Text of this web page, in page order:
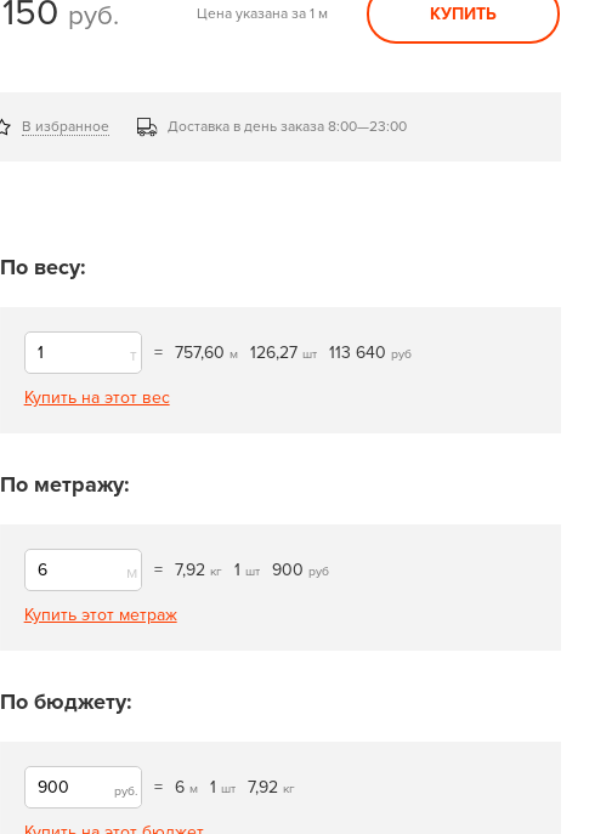
150 руб. Цена указана за 1 м КУПИТЬ
В избранное Доставка в день заказа 8:00—23:00
По весу:
т = 757,60 м 126,27 шт 113 640 руб
Купить на этот вес
По метражу:
м = 7,92 кг 1 шт 900 руб
Купить этот метраж
По бюджету:
руб. = 6 м 1 шт 7,92 кг